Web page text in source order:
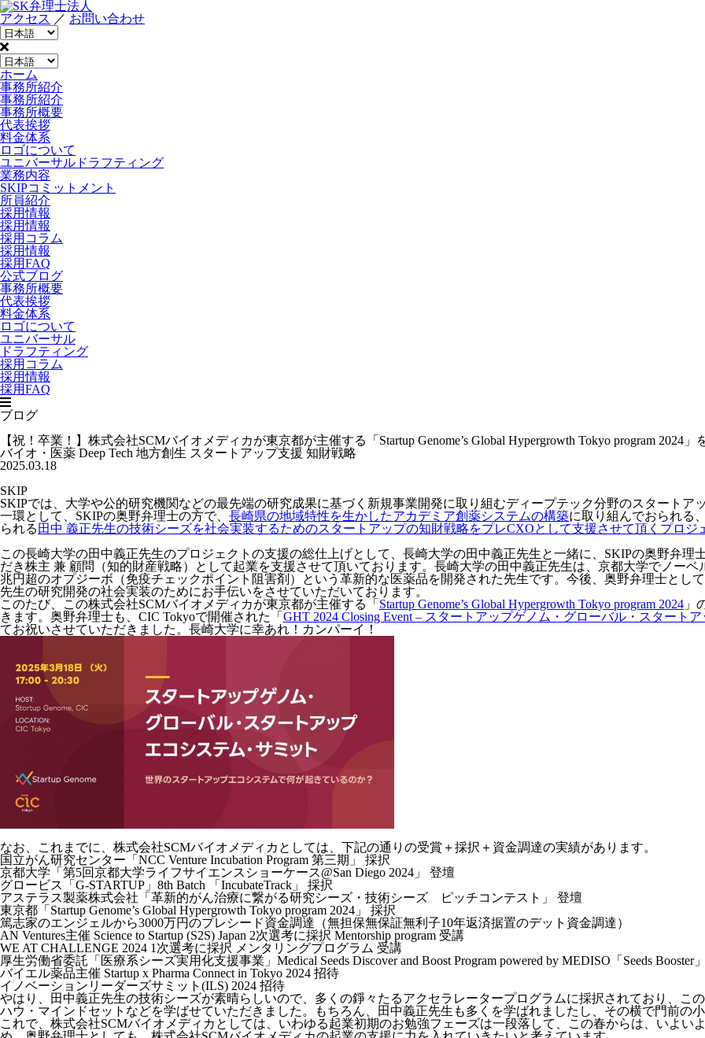
アクセス ／ お問い合わせ
ホーム
事務所紹介
事務所紹介
事務所概要
代表挨拶
料金体系
ロゴについて
ユニバーサルドラフティング
業務内容
SKIPコミットメント
所員紹介
採用情報
採用情報
採用コラム
採用情報
採用FAQ
公式ブログ
事務所概要
代表挨拶
料金体系
ロゴについて
ユニバーサル
ドラフティング
採用コラム
採用情報
採用FAQ
ブログ
【祝！卒業！】株式会社SCMバイオメディカが東京都が主催する「Startup Genome’s Global Hypergrowth Tokyo program 2024
バイオ・医薬 Deep Tech 地方創生 スタートアップ支援 知財戦略
2025.03.18
SKIP
SKIPでは、大学や公的研究機関などの最先端の研究成果に基づく新規事業開発に取り組むディープテック分野のスタート
一環として、SKIPの奥野弁理士の方で、 長崎県の地域特性を生かしたアカデミア創薬システムの構築に取り組んでおられる
られる 田中 義正先生の技術シーズを社会実装するためのスタートアップの知財戦略をプレCXOとして支援させて頂くプロジ
この長崎大学の田中義正先生のプロジェクトの支援の総仕上げとして、長崎大学の田中義正先生と一緒に、SKIPの奥野弁
だき株主 兼 顧問（知的財産戦略）として起業を支援させて頂いております。長崎大学の田中義正先生は、京都大学でノー
兆円超のオプジーボ（免疫チェックポイント阻害剤）という革新的な医薬品を開発された先生です。今後、奥野弁理士とし
先生の研究開発の社会実装のためにお手伝いをさせていただいております。
このたび、この株式会社SCMバイオメディカが東京都が主催する「 Startup Genome’s Global Hypergrowth Tokyo program 2024 」
きます。奥野弁理士も、CIC Tokyoで開催された「 GHT 2024 Closing Event – スタートアップゲノム・グローバル・スタート
てお祝いさせていただきました。長崎大学に幸あれ！カンパーイ！
なお、これまでに、株式会社SCMバイオメディカとしては、下記の通りの受賞＋採択＋資金調達の実績があります。
国立がん研究センター「NCC Venture Incubation Program 第三期」 採択
京都大学「第5回京都大学ライフサイエンスショーケース@San Diego 2024」 登壇
グロービス「G-STARTUP」8th Batch 「IncubateTrack」 採択
アステラス製薬株式会社「革新的がん治療に繋がる研究シーズ・技術シーズ ピッチコンテスト」 登壇
東京都「Startup Genome’s Global Hypergrowth Tokyo program 2024」 採択
篤志家のエンジェルから3000万円のプレシード資金調達（無担保無保証無利子10年返済据置のデット資金調達）
AN Ventures主催 Science to Startup (S2S) Japan 2次選考に採択 Mentorship program 受講
WE AT CHALLENGE 2024 1次選考に採択 メンタリングプログラム 受講
厚生労働省委託「医療系シーズ実用化支援事業」Medical Seeds Discover and Boost Program powered by MEDISO「Seeds Booster
バイエル薬品主催 Startup x Pharma Connect in Tokyo 2024 招待
イノベーションリーダーズサミット(ILS) 2024 招待
やはり、田中義正先生の技術シーズが素晴らしいので、多くの錚々たるアクセラレータープログラムに採択されており、こ
ハウ・マインドセットなどを学ばせていただきました。もちろん、田中義正先生も多くを学ばれましたし、その横で門前の
これで、株式会社SCMバイオメディカとしては、いわゆる起業初期のお勉強フェーズは一段落して、この春からは、いよ